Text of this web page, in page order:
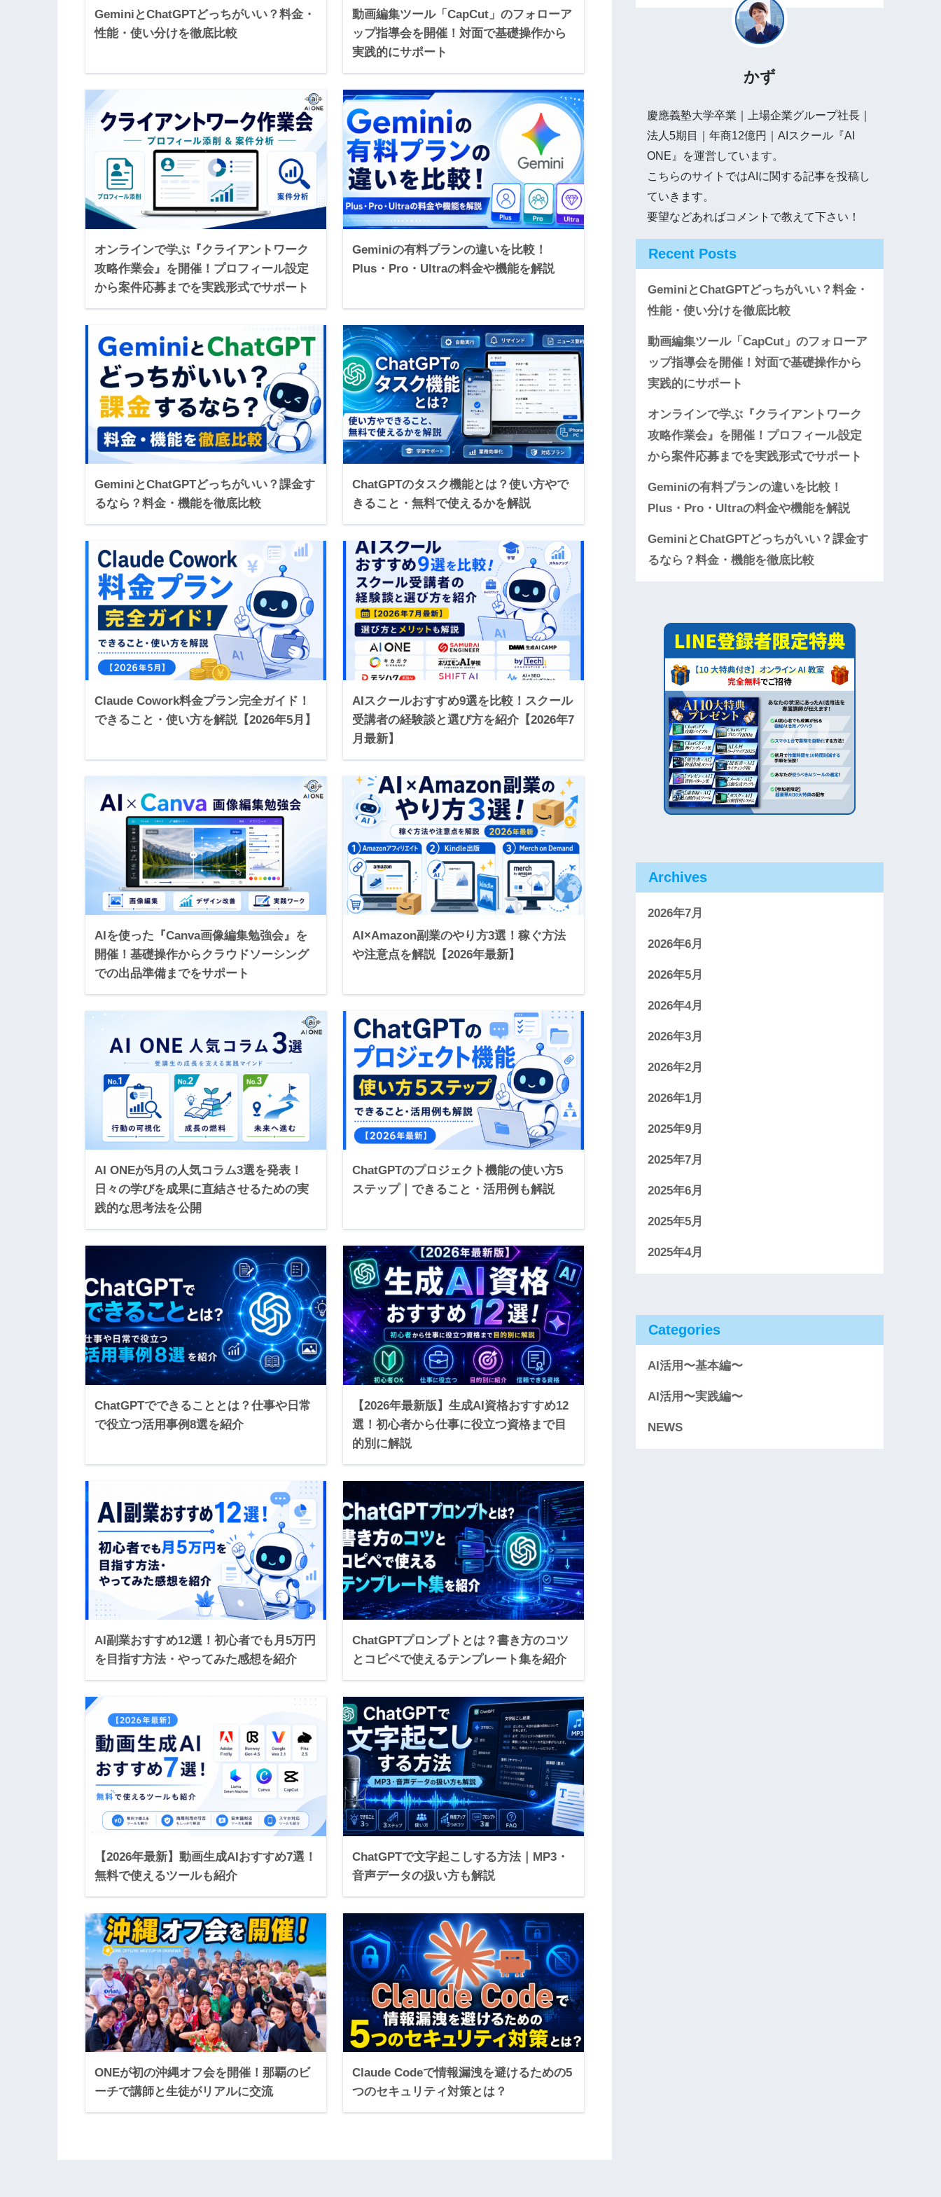
GeminiとChatGPTどっちがいい？料金・
性能・使い分けを徹底比較
動画編集ツール「CapCut」のフォローア
ップ指導会を開催！対面で基礎操作から
実践的にサポート
オンラインで学ぶ『クライアントワーク
攻略作業会』を開催！プロフィール設定
から案件応募までを実践形式でサポート
Geminiの有料プランの違いを比較！
Plus・Pro・Ultraの料金や機能を解説
GeminiとChatGPTどっちがいい？課金す
るなら？料金・機能を徹底比較
ChatGPTのタスク機能とは？使い方やで
きること・無料で使えるかを解説
Claude Cowork料金プラン完全ガイド！
できること・使い方を解説【2026年5月】
AIスクールおすすめ9選を比較！スクール
受講者の経験談と選び方を紹介【2026年7
月最新】
AIを使った『Canva画像編集勉強会』を
開催！基礎操作からクラウドソーシング
での出品準備までをサポート
AI×Amazon副業のやり方3選！稼ぐ方法
や注意点を解説【2026年最新】
AI ONEが5月の人気コラム3選を発表！
日々の学びを成果に直結させるための実
践的な思考法を公開
ChatGPTのプロジェクト機能の使い方5
ステップ｜できること・活用例も解説
ChatGPTでできることとは？仕事や日常
で役立つ活用事例8選を紹介
【2026年最新版】生成AI資格おすすめ12
選！初心者から仕事に役立つ資格まで目
的別に解説
AI副業おすすめ12選！初心者でも月5万円
を目指す方法・やってみた感想を紹介
ChatGPTプロンプトとは？書き方のコツ
とコピペで使えるテンプレート集を紹介
【2026年最新】動画生成AIおすすめ7選！
無料で使えるツールも紹介
ChatGPTで文字起こしする方法｜MP3・
音声データの扱い方も解説
ONEが初の沖縄オフ会を開催！那覇のビ
ーチで講師と生徒がリアルに交流
Claude Codeで情報漏洩を避けるための5
つのセキュリティ対策とは？
かず
慶應義塾大学卒業｜上場企業グループ社長｜
法人5期目｜年商12億円｜AIスクール『AI
ONE』を運営しています。
こちらのサイトではAIに関する記事を投稿し
ていきます。
要望などあればコメントで教えて下さい！
Recent Posts
GeminiとChatGPTどっちがいい？料金・
性能・使い分けを徹底比較
動画編集ツール「CapCut」のフォローア
ップ指導会を開催！対面で基礎操作から
実践的にサポート
オンラインで学ぶ『クライアントワーク
攻略作業会』を開催！プロフィール設定
から案件応募までを実践形式でサポート
Geminiの有料プランの違いを比較！
Plus・Pro・Ultraの料金や機能を解説
GeminiとChatGPTどっちがいい？課金す
るなら？料金・機能を徹底比較
Archives
2026年7月
2026年6月
2026年5月
2026年4月
2026年3月
2026年2月
2026年1月
2025年9月
2025年7月
2025年6月
2025年5月
2025年4月
Categories
AI活用〜基本編〜
AI活用〜実践編〜
NEWS